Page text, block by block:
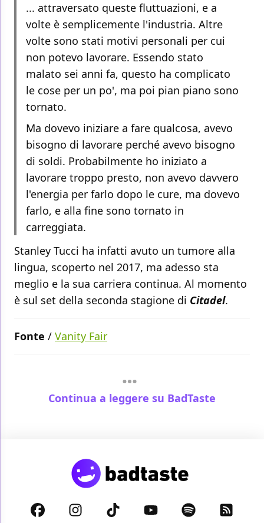
... attraversato queste fluttuazioni, e a
volte è semplicemente l'industria. Altre
volte sono stati motivi personali per cui
non potevo lavorare. Essendo stato
malato sei anni fa, questo ha complicato
le cose per un po', ma poi pian piano sono
tornato.
Ma dovevo iniziare a fare qualcosa, avevo
bisogno di lavorare perché avevo bisogno
di soldi. Probabilmente ho iniziato a
lavorare troppo presto, non avevo davvero
l'energia per farlo dopo le cure, ma dovevo
farlo, e alla fine sono tornato in
carreggiata.
Stanley Tucci ha infatti avuto un tumore alla
lingua, scoperto nel 2017, ma adesso sta
meglio e la sua carriera continua. Al momento
è sul set della seconda stagione di Citadel.
Fonte / Vanity Fair
Continua a leggere su BadTaste